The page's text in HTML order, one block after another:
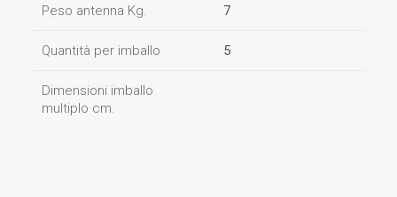
Peso antenna Kg. 7
Quantità per imballo 5
Dimensioni imballo
multiplo cm.